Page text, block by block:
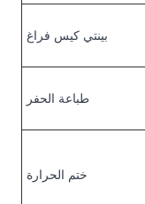
بينتي كيس فراغ
طباعة الحفر
ختم الحرارة